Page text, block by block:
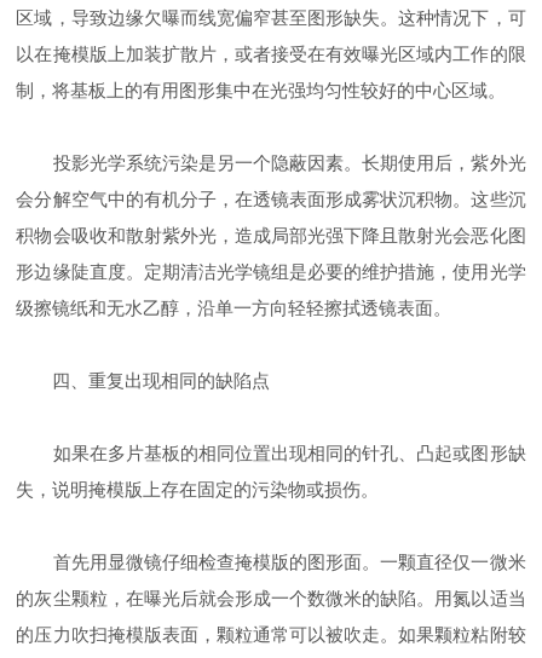
区域，导致边缘欠曝而线宽偏窄甚至图形缺失。这种情况下，可
以在掩模版上加装扩散片，或者接受在有效曝光区域内工作的限
制，将基板上的有用图形集中在光强均匀性较好的中心区域。
投影光学系统污染是另一个隐蔽因素。长期使用后，紫外光
会分解空气中的有机分子，在透镜表面形成雾状沉积物。这些沉
积物会吸收和散射紫外光，造成局部光强下降且散射光会恶化图
形边缘陡直度。定期清洁光学镜组是必要的维护措施，使用光学
级擦镜纸和无水乙醇，沿单一方向轻轻擦拭透镜表面。
四、重复出现相同的缺陷点
如果在多片基板的相同位置出现相同的针孔、凸起或图形缺
失，说明掩模版上存在固定的污染物或损伤。
首先用显微镜仔细检查掩模版的图形面。一颗直径仅一微米
的灰尘颗粒，在曝光后就会形成一个数微米的缺陷。用氮以适当
的压力吹扫掩模版表面，颗粒通常可以被吹走。如果颗粒粘附较